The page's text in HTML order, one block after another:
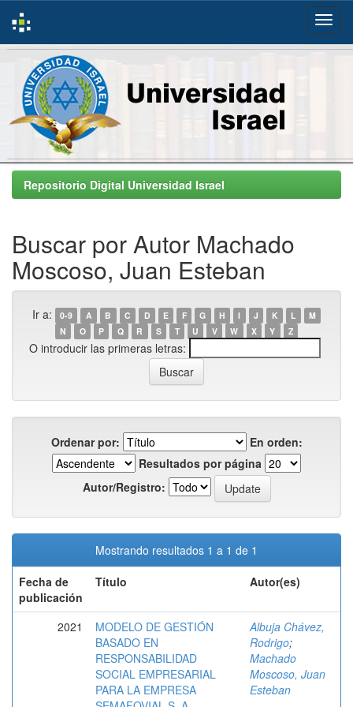
Skip
navigationRepositorio Digital Universidad Israel
Buscar por Autor Machado
Moscoso, Juan Esteban
Ir a: 0-9 A B C D E F G H I J K L
M
N
O P Q R S T U V W X Y Z
O introducir las primeras letras:
Ordenar por:
En orden:
Resultados por página
Autor/Registro:
Mostrando resultados 1 a 1 de 1
Fecha de
publicación
Título Autor(es)
2021
MODELO DE GESTIÓN
BASADO EN
RESPONSABILIDAD
SOCIAL EMPRESARIAL
PARA LA EMPRESA
Albuja Chávez,
Rodrigo;
Machado
Moscoso, Juan
Esteban